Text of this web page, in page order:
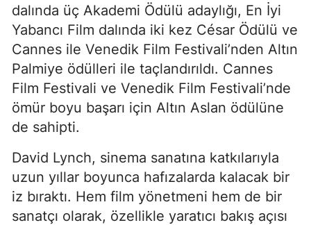
dalında üç Akademi Ödülü adaylığı, En İyi
Yabancı Film dalında iki kez César Ödülü ve
Cannes ile Venedik Film Festivali’nden Altın
Palmiye ödülleri ile taçlandırıldı. Cannes
Film Festivali ve Venedik Film Festivali’nde
ömür boyu başarı için Altın Aslan ödülüne
de sahipti.
David Lynch, sinema sanatına katkılarıyla
uzun yıllar boyunca hafızalarda kalacak bir
iz bıraktı. Hem film yönetmeni hem de bir
sanatçı olarak, özellikle yaratıcı bakış açısı